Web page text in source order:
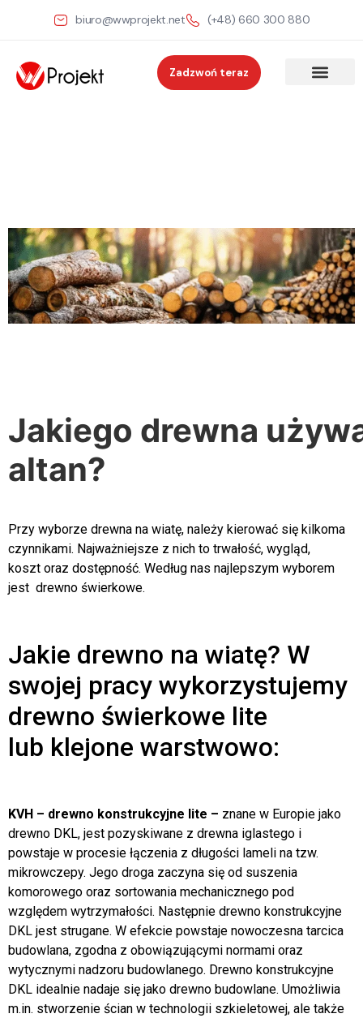
biuro@wwprojekt.net (+48) 660 300 880
Zadzwoń teraz
Jakiego drewna
altan?
Przy wyborze drewna na wiatę, należy kierować się kilkoma
czynnikami. Najważniejsze z nich to trwałość, wygląd,
koszt oraz dostępność. Według nas najlepszym wyborem
jest drewno świerkowe.
Jakie drewno na wiatę? W
swojej pracy wykorzystujemy
drewno świerkowe lite
lub klejone warstwowo:
KVH – drewno konstrukcyjne lite – znane w Europie jako
drewno DKL, jest pozyskiwane z drewna iglastego i
powstaje w procesie łączenia z długości lameli na tzw.
mikrowczepy. Jego droga zaczyna się od suszenia
komorowego oraz sortowania mechanicznego pod
względem wytrzymałości. Następnie drewno konstrukcyjne
DKL jest strugane. W efekcie powstaje nowoczesna tarcica
budowlana, zgodna z obowiązującymi normami oraz
wytycznymi nadzoru budowlanego. Drewno konstrukcyjne
DKL idealnie nadaje się jako drewno budowlane. Umożliwia
m.in. stworzenie ścian w technologii szkieletowej, ale także